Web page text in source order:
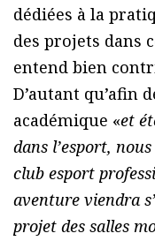
dédiées à la
des projets dans
entend bien
D’autant qu’afin
académique «et
dans l’esport,
club esport
aventure viendra
projet des salles